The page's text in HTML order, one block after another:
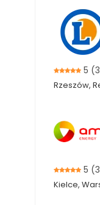
5
Rzeszów,
5
Kielce,